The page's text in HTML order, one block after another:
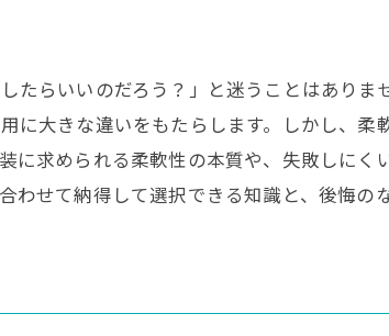
たらいいのだろう？」と迷うことはあり
に大きな違いをもたらします。しかし、
に求められる柔軟性の本質や、失敗しに
せて納得して選択できる知識と、後悔の